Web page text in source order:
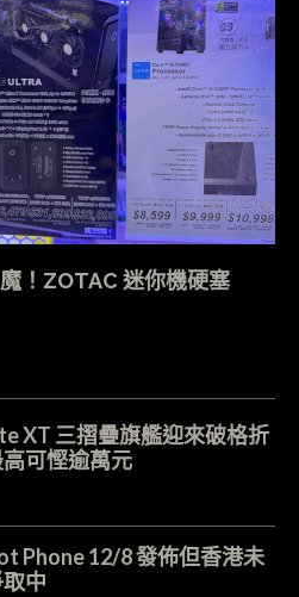
！ZOTAC 迷你機硬塞
XT 三摺疊旗艦迎來破格折
可慳逾萬元
Phone 12/8 發佈但香港未
中